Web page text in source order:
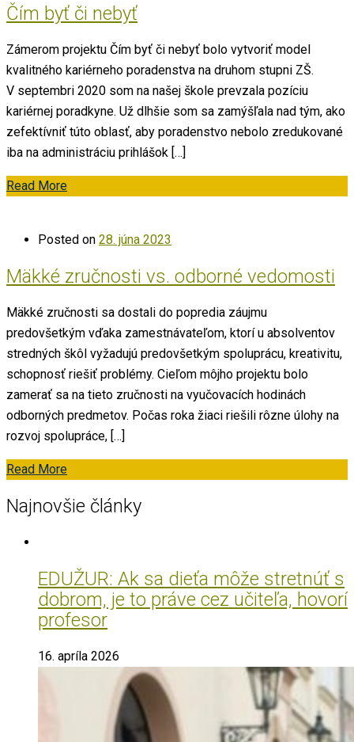
Čím byť či nebyť
Zámerom projektu Čím byť či nebyť bolo vytvoriť model
kvalitného kariérneho poradenstva na druhom stupni ZŠ.
V septembri 2020 som na našej škole prevzala pozíciu
kariérnej poradkyne. Už dlhšie som sa zamýšľala nad tým, ako
zefektívniť túto oblasť, aby poradenstvo nebolo zredukované
iba na administráciu prihlášok […]
Read More
Posted on 28. júna 2023
Mäkké zručnosti vs. odborné vedomosti
Mäkké zručnosti sa dostali do popredia záujmu
predovšetkým vďaka zamestnávateľom, ktorí u absolventov
stredných škôl vyžadujú predovšetkým spoluprácu, kreativitu,
schopnosť riešiť problémy. Cieľom môjho projektu bolo
zamerať sa na tieto zručnosti na vyučovacích hodinách
odborných predmetov. Počas roka žiaci riešili rôzne úlohy na
rozvoj spolupráce, […]
Read More
Najnovšie články
EDUŽUR: Ak sa dieťa môže stretnúť s
dobrom, je to práve cez učiteľa, hovorí
profesor
16. apríla 2026